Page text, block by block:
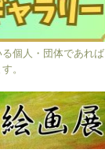
個人・団体であれば
。